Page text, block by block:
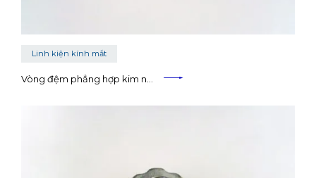
Linh kiện kính mắt
Vòng đệm phẳng hợp kim n…